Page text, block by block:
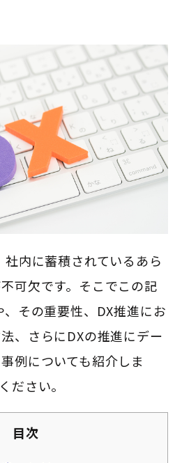
内に蓄積されているあら
可欠です。そこでこの記
その重要性、DX推進にお
、さらにDXの推進にデー
例についても紹介しま
ださい。
目次